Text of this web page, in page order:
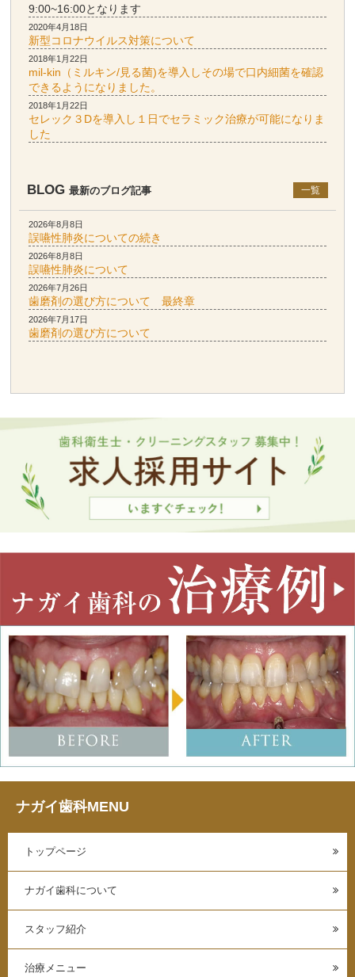
9:00~16:00となります
2020年4月18日
新型コロナウイルス対策について
2018年1月22日
mil-kin（ミルキン/見る菌)を導入しその場で口内細菌を確認
できるようになりました。
2018年1月22日
セレック３Dを導入し１日でセラミック治療が可能になりま
した
BLOG 最新のブログ記事 一覧
2026年8月8日
誤嚥性肺炎についての続き
2026年8月8日
誤嚥性肺炎について
2026年7月26日
歯磨剤の選び方について 最終章
2026年7月17日
歯磨剤の選び方について
ナガイ歯科MENU
トップページ
ナガイ歯科について
スタッフ紹介
治療メニュー